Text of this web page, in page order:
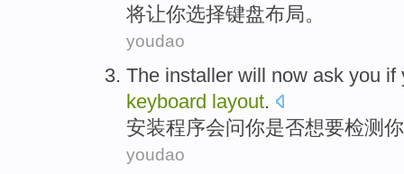
将让你选择键盘布局。
youdao
The installer will now ask you if
keyboard layout.
安装程序会问你是否想要检测 你
youdao